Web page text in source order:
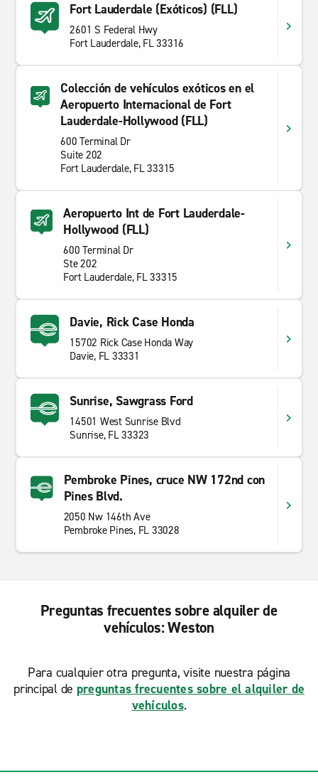
Fort Lauderdale (Exóticos) (FLL)
2601 S Federal Hwy
Fort Lauderdale, FL 33316
Colección de vehículos exóticos en el
Aeropuerto Internacional de Fort
Lauderdale-Hollywood (FLL)
600 Terminal Dr
Suite 202
Fort Lauderdale, FL 33315
Aeropuerto Int de Fort Lauderdale-
Hollywood (FLL)
600 Terminal Dr
Ste 202
Fort Lauderdale, FL 33315
Davie, Rick Case Honda
15702 Rick Case Honda Way
Davie, FL 33331
Sunrise, Sawgrass Ford
14501 West Sunrise Blvd
Sunrise, FL 33323
Pembroke Pines, cruce NW 172nd con
Pines Blvd.
2050 Nw 146th Ave
Pembroke Pines, FL 33028
Preguntas frecuentes sobre alquiler de
vehículos: Weston
Para cualquier otra pregunta, visite nuestra página
principal de preguntas frecuentes sobre el alquiler de
vehículos.